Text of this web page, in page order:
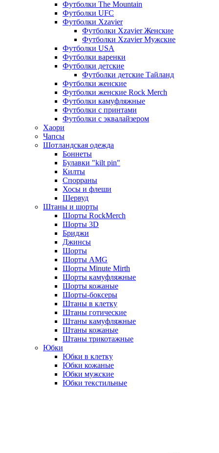
Футболки The Mountain
Футболки UFC
Футболки Xzavier
Футболки Xzavier Женские
Футболки Xzavier Мужские
Футболки USA
Футболки варенки
Футболки детские
Футболки детские Тайланд
Футболки женские
Футболки женские Rock Merch
Футболки камуфляжные
Футболки с принтами
Футболки с эквалайзером
Хаори
Чапсы
Шотландская одежда
Боннеты
Булавки "kilt pin"
Килты
Спорраны
Хосы и флеши
Шервуд
Штаны и шорты
Шорты RockMerch
Шорты 3D
Бриджи
Джинсы
Шорты
Шорты AMG
Шорты Minute Mirth
Шорты камуфляжные
Шорты кожаные
Шорты-боксеры
Штаны в клетку
Штаны готические
Штаны камуфляжные
Штаны кожаные
Штаны трикотажные
Юбки
Юбки в клетку
Юбки кожаные
Юбки мужские
Юбки текстильные